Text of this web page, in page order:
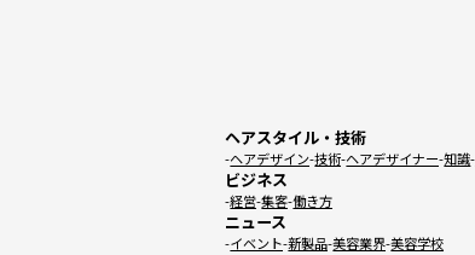
ヘアスタイル・技術
ヘアデザイン 技術 ヘアデザイナー 知識
ビジネス
経営 集客 働き方
ニュース
イベント 新製品 美容業界 美容学校